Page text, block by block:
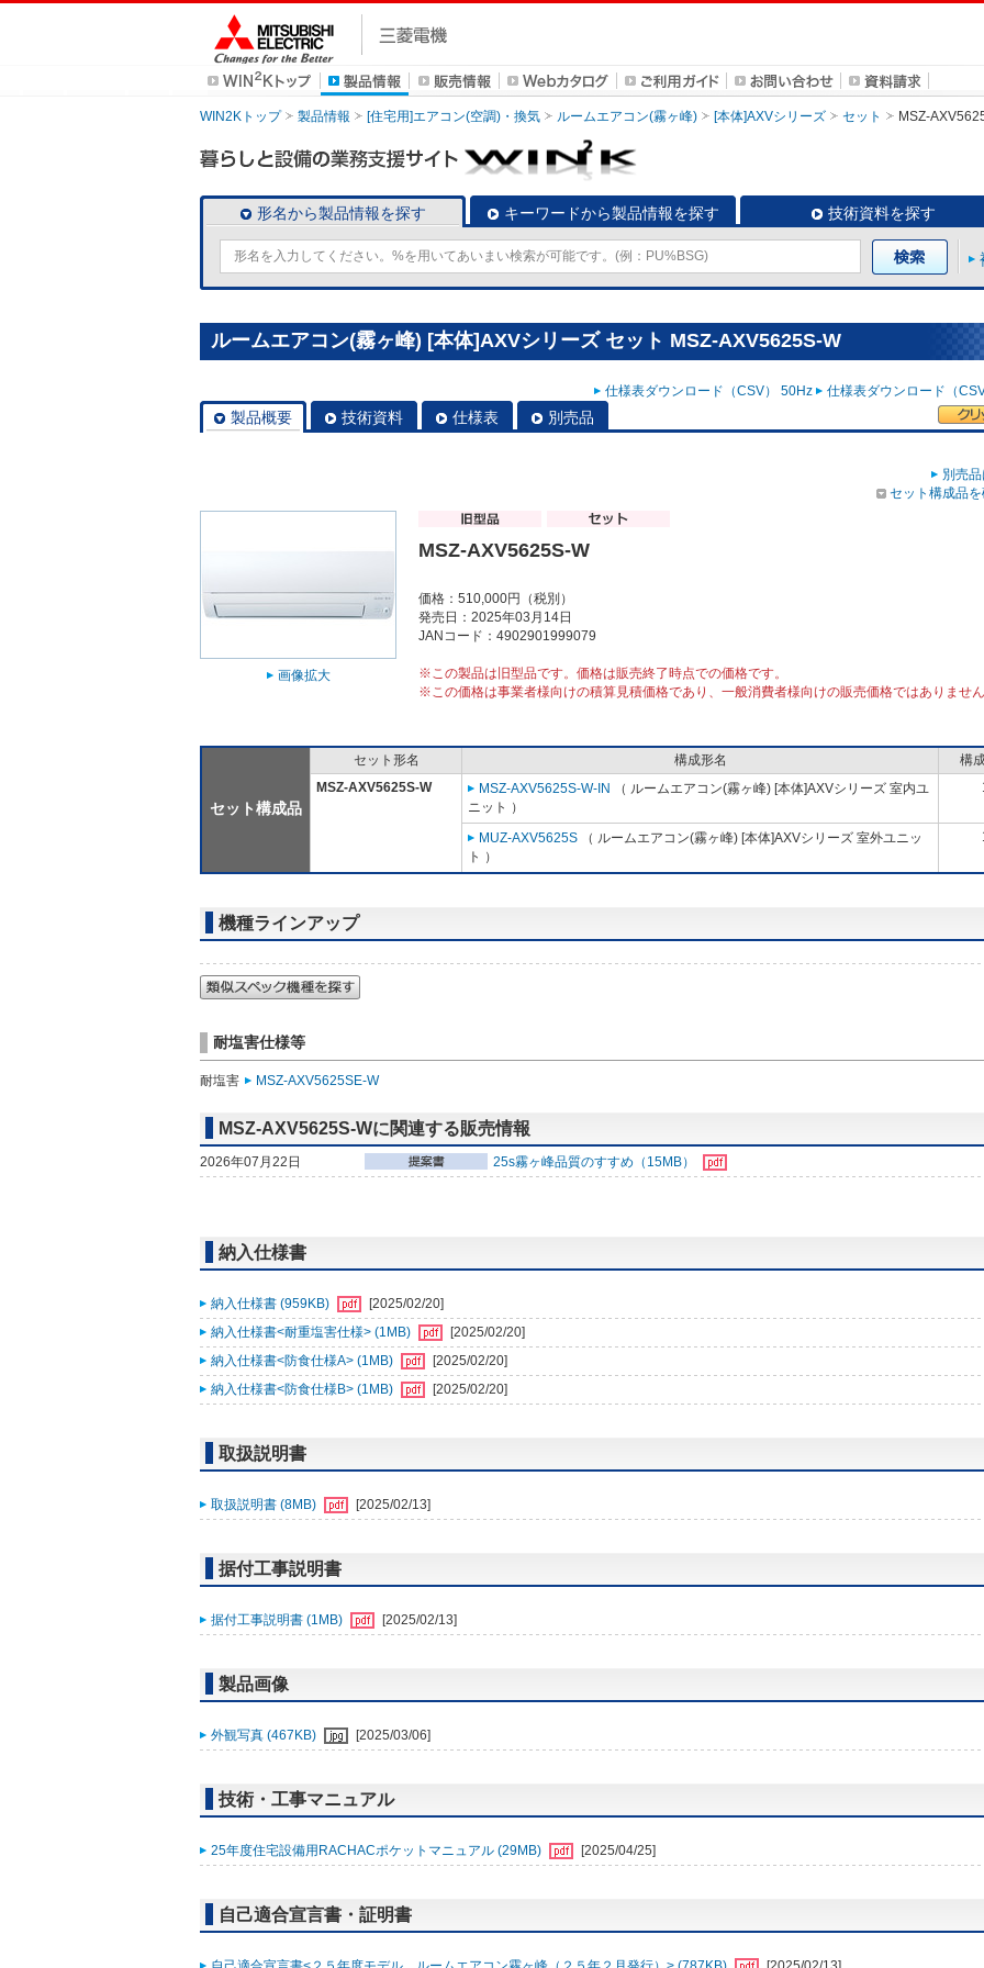
WIN2Kトップ 製品情報 [住宅用]エアコン(空調)・換気 ルームエアコン(霧ヶ峰) [本体]AXVシリーズ セット MSZ-
形名から製品情報を探す キーワードから製品情報を探す 技術資料を探す
ルームエアコン(霧ヶ峰) [本体]AXVシリーズ セット MSZ-AXV5625S-W
仕様表ダウンロード（CSV） 50Hz 仕様表ダウンロード（
製品概要 技術資料 仕様表 別売品
別売
セット構成品
画像拡大
MSZ-AXV5625S-W
価格：510,000円（税別）
発売日：2025年03月14日
JANコード：4902901999079
※この製品は旧型品です。価格は販売終了時点での価格です。
※この価格は事業者様向けの積算見積価格であり、一般消費者様向けの販売価格ではありませ
セット構成品
セット形名 構成形名
構
MSZ-AXV5625S-W
MSZ-AXV5625S-W-IN
（ ルームエアコン(霧ヶ峰) [本体]AXVシリーズ 室内ユ
ニット ）
MUZ-AXV5625S （ ルームエアコン(霧ヶ峰) [本体]AXVシリーズ 室外ユニッ
ト ）
機種ラインアップ
耐塩害仕様等
耐塩害 MSZ-AXV5625SE-W
MSZ-AXV5625S-Wに関連する販売情報
2026年07月22日 25s霧ヶ峰品質のすすめ（15MB）
納入仕様書
納入仕様書 (959KB)
[2025/02/20]
納入仕様書<耐重塩害仕様> (1MB)
[2025/02/20]
納入仕様書<防食仕様A> (1MB)
[2025/02/20]
納入仕様書<防食仕様B> (1MB)
[2025/02/20]
取扱説明書
取扱説明書 (8MB) [2025/02/13]
据付工事説明書
据付工事説明書 (1MB) [2025/02/13]
製品画像
外観写真 (467KB) [2025/03/06]
技術・工事マニュアル
25年度住宅設備用RACHACポケットマニュアル (29MB) [2025/04/25]
自己適合宣言書・証明書